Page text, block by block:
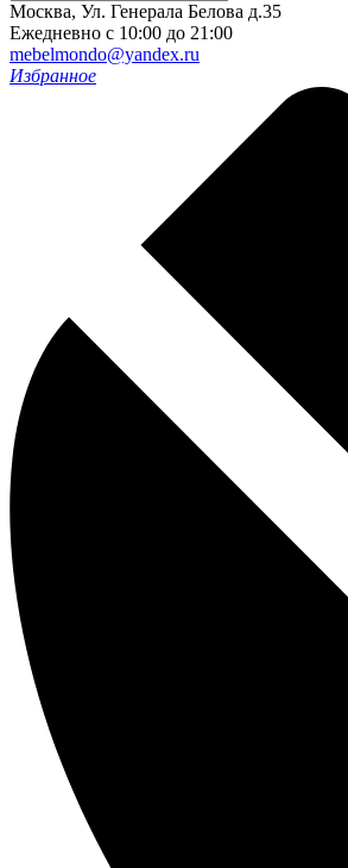
Москва, Ул. Генерала Белова д.35
Ежедневно с 10:00 до 21:00
mebelmondo@yandex.ru
Избранное